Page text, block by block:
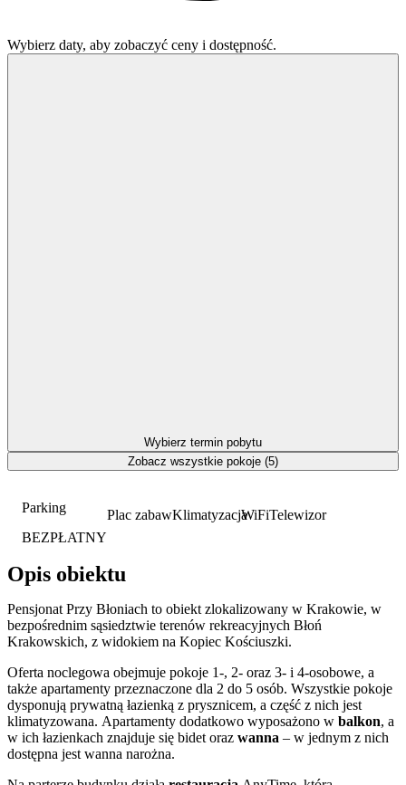
Parking
BEZPŁATNY
Plac zabawKlimatyzacjaWiFiTelewizor
Opis obiektu
Pensjonat Przy Błoniach to obiekt zlokalizowany w Krakowie, w
bezpośrednim sąsiedztwie terenów rekreacyjnych Błoń
Krakowskich, z widokiem na Kopiec Kościuszki.
Oferta noclegowa obejmuje pokoje 1-, 2- oraz 3- i 4-osobowe, a
także apartamenty przeznaczone dla 2 do 5 osób. Wszystkie pokoje
dysponują prywatną łazienką z prysznicem, a część z nich jest
klimatyzowana. Apartamenty dodatkowo wyposażono w balkon, a
w ich łazienkach znajduje się bidet oraz wanna – w jednym z nich
dostępna jest wanna narożna.
Wybierz daty, aby zobaczyć ceny i dostępność.
Wybierz termin pobytu
Zobacz wszystkie pokoje (5)